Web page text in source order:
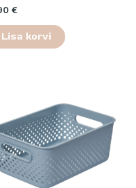
€
Lisa korvi